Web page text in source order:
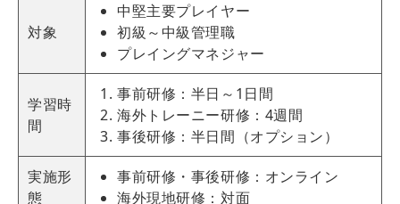
対象
中堅主要プレイヤー
初級～中級管理職
プレイングマネジャー
学習時
間
事前研修：半日～1日間
海外トレーニー研修：4週間
事後研修：半日間（オプション）
実施形
態
事前研修・事後研修：オンライン
海外現地研修：対面